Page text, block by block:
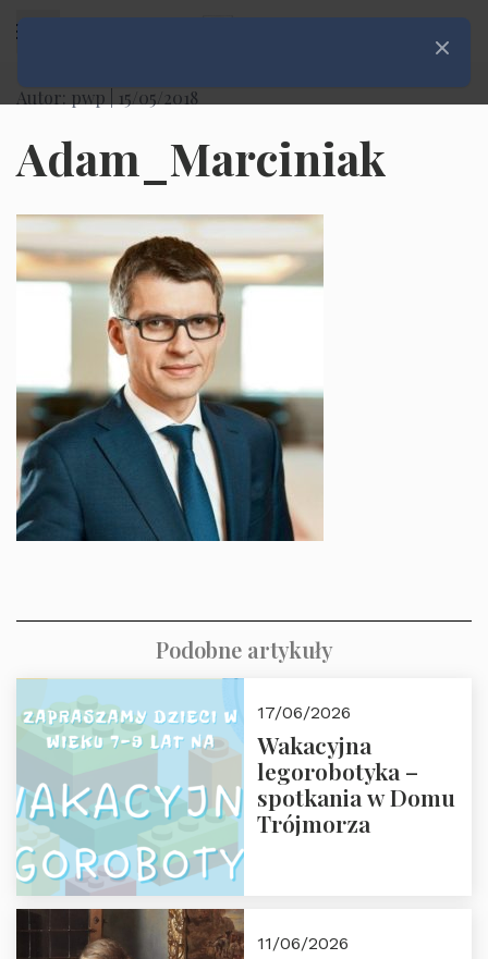
Autor: pwp | 15/05/2018
Adam_Marciniak
Podobne artykuły
17/06/2026
Wakacyjna
legorobotyka –
spotkania w Domu
Trójmorza
11/06/2026
Zamknij